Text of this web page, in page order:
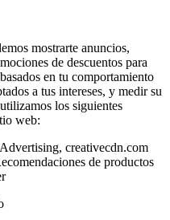
mostrarte anuncios,
de descuentos para
en tu comportamiento
a tus intereses, y medir su
los siguientes
web:
creativecdn.com
de productos